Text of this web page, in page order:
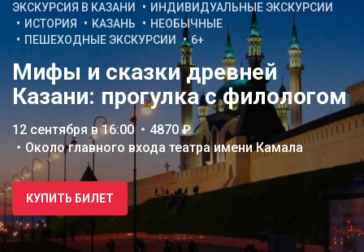
ЭКСКУРСИЯ В КАЗАНИ
ИНДИВИДУАЛЬНЫЕ ЭКСКУРСИИ
ИСТОРИЯ
КАЗАНЬ
НЕОБЫЧНЫЕ
ПЕШЕХОДНЫЕ ЭКСКУРСИИ
6+
Мифы и сказки древней
Казани: прогулка с филологом
12 сентября в 16:00
4870 ₽
Около главного входа театра имени Камала
КУПИТЬ БИЛЕТ